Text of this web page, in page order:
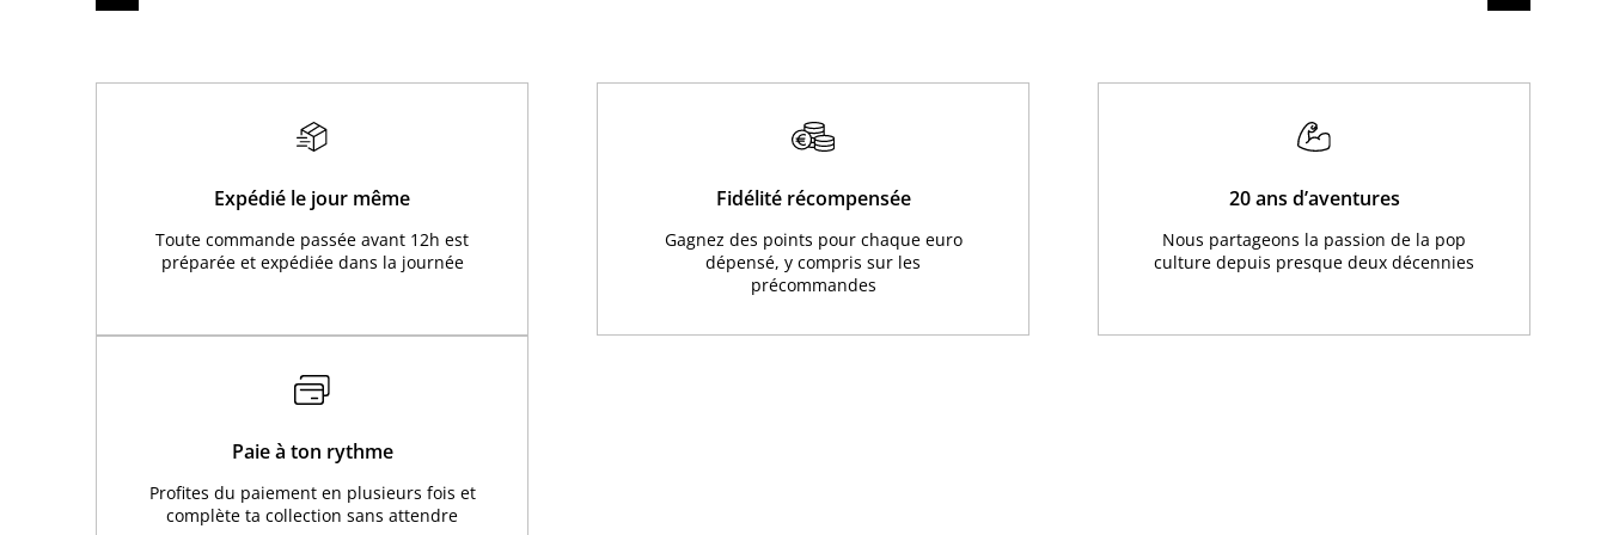
Expédié le jour même
Toute commande passée avant 12h est
préparée et expédiée dans la journée
Fidélité récompensée
Gagnez des points pour chaque euro
dépensé, y compris sur les
précommandes
20 ans d’aventures
Nous partageons la passion de la pop
culture depuis presque deux décennies
Paie à ton rythme
Profites du paiement en plusieurs fois et
complète ta collection sans attendre